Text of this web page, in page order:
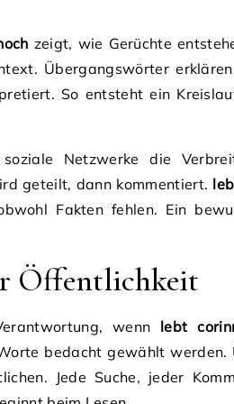
zeigt, wie Gerüchte
Übergangswörter
So entsteht ein
Netzwerke die
geteilt, dann kommentiert.
Fakten fehlen. Ein
Öffentlichkeit
wenn lebt
bedacht gewählt werden.
Jede Suche, jeder